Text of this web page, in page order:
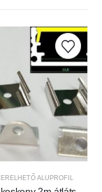
ALUPROFIL